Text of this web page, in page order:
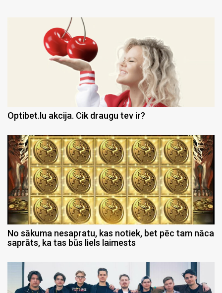
Optibet.lu akcija. Cik draugu tev ir?
No sākuma nesapratu, kas notiek, bet pēc tam nāca
saprāts, ka tas būs liels laimests